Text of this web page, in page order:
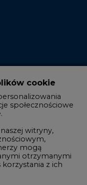
cookie
społecznościowe
witryny,
mogą
otrzymanymi
z ich